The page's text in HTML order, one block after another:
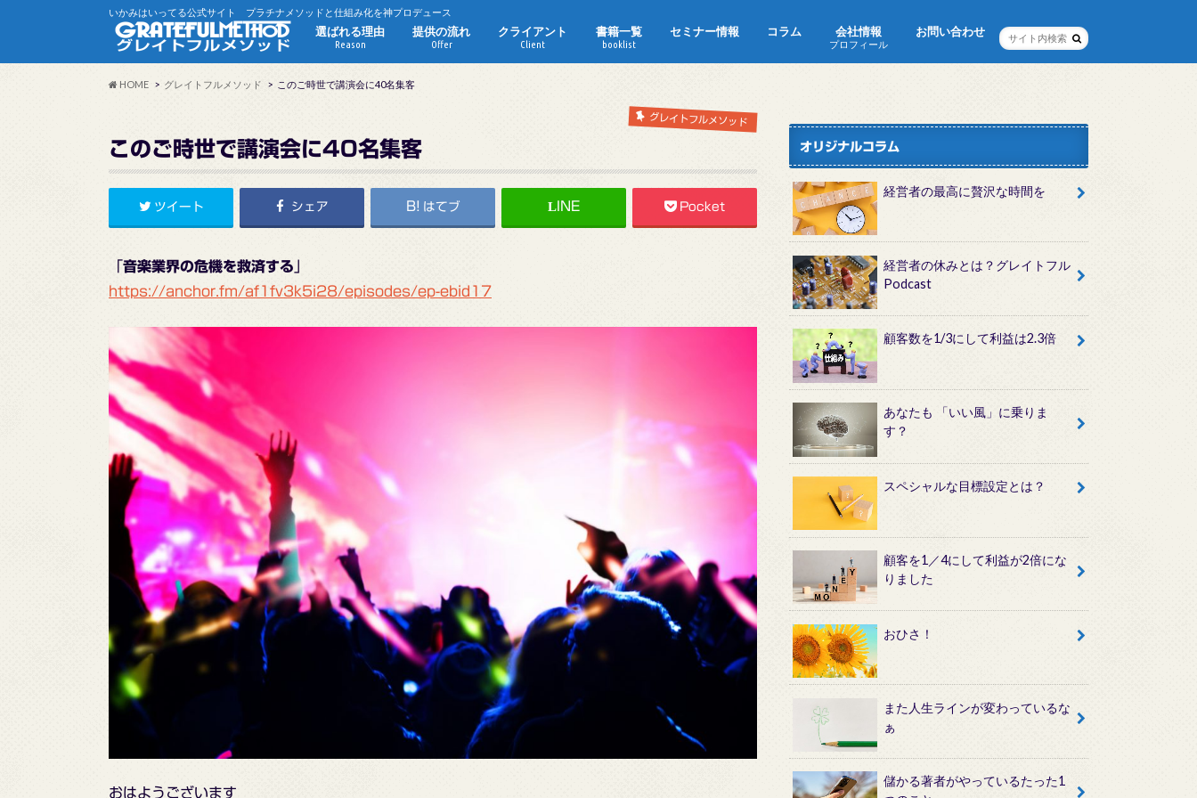
いかみはいってる公式サイト プラチナメソッドと仕組み化を神プロデュース
選ばれる理由
Reason
提供の流れ
Offer
クライアント
Client
書籍一覧
booklist
セミナー情報 コラム 会社情報
プロフィール
お問い合わせ
HOME グレイトフルメソッド このご時世で講演会に40名集客
グレイトフルメソッド
このご時世で講演会に40名集客
ツイート シェア はてブ Pocket
音楽業界の危機を救済する
https://anchor.fm/af1fv3k5i28/episodes/ep-ebid17
おはようございます
オリジナルコラム
経営者の最高に贅沢な時間を
経営者の休みとは？グレイトフル
Podcast
顧客数を1/3にして利益は2.3倍
あなたも 「いい風」に乗りま
す？
スペシャルな目標設定とは？
顧客を1／4にして利益が2倍にな
りました
おひさ！
また人生ラインが変わっているな
ぁ
儲かる著者がやっているたった1